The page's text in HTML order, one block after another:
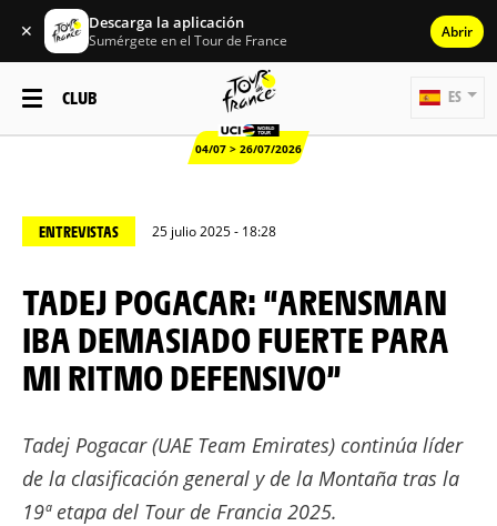
✕ Descarga la aplicación
Sumérgete en el Tour de France Abrir
CLUB
04/07 > 26/07/2026
ES
ENTREVISTAS 25 julio 2025 - 18:28
TADEJ POGACAR: “ARENSMAN
IBA DEMASIADO FUERTE PARA
MI RITMO DEFENSIVO”
Tadej Pogacar (UAE Team Emirates) continúa líder
de la clasificación general y de la Montaña tras la
19ª etapa del Tour de Francia 2025.